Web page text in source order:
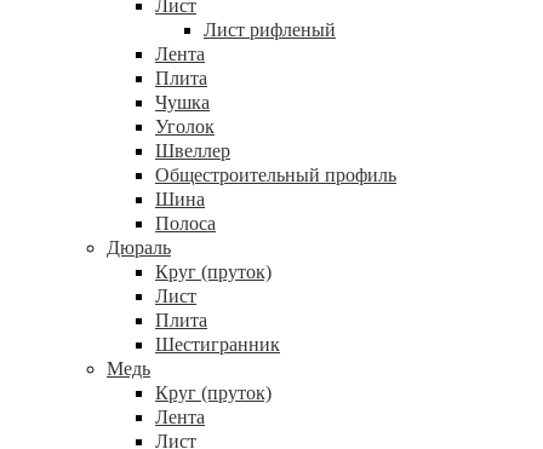
Лист
Лист рифленый
Лента
Плита
Чушка
Уголок
Швеллер
Общестроительный профиль
Шина
Полоса
Дюраль
Круг (пруток)
Лист
Плита
Шестигранник
Медь
Круг (пруток)
Лента
Лист